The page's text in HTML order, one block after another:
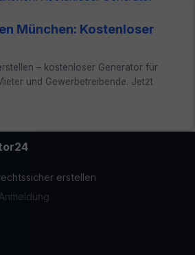
München: Kostenloser
– kostenloser Generator für
und Gewerbetreibende. Jetzt
erstellen